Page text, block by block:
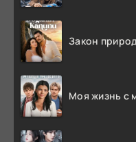
Закон
Моя жизнь с